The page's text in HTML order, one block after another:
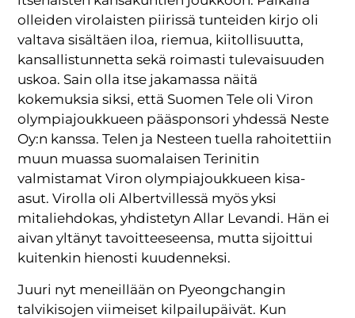
olleiden virolaisten piirissä tunteiden kirjo oli
valtava sisältäen iloa, riemua, kiitollisuutta,
kansallistunnetta sekä roimasti tulevaisuuden
uskoa. Sain olla itse jakamassa näitä
kokemuksia siksi, että Suomen Tele oli Viron
olympiajoukkueen pääsponsori yhdessä Neste
Oy:n kanssa. Telen ja Nesteen tuella rahoitettiin
muun muassa suomalaisen Terinitin
valmistamat Viron olympiajoukkueen kisa-
asut. Virolla oli Albertvillessä myös yksi
mitaliehdokas, yhdistetyn Allar Levandi. Hän ei
aivan yltänyt tavoitteeseensa, mutta sijoittui
kuitenkin hienosti kuudenneksi.
Juuri nyt meneillään on Pyeongchangin
talvikisojen viimeiset kilpailupäivät. Kun